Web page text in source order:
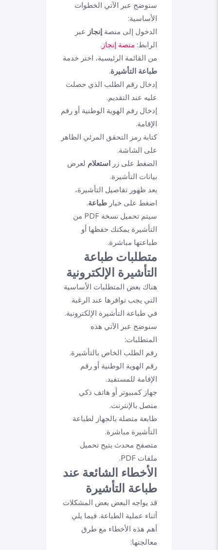
سنوضح عبر الآتي الخطوات
الأساسية:
الدخول إلى منصة إنجاز عبر
الرابط: منصة إنجاز .
من القائمة الرئيسية، اختر خدمة
طباعة التأشيرة.
إدخال رقم الطلب الذي حصلت
عليه عند التقديم.
إدخال رقم الهوية الوطنية أو رقم
الإقامة.
كتابة رمز التحقق المرئي الظاهر
على الشاشة.
الضغط على زر استعلام لعرض
بيانات التأشيرة.
بعد ظهور تفاصيل التأشيرة،
اضغط على خيار طباعة.
سيتم تحميل نسخة PDF من
التأشيرة يمكنك حفظها أو
طباعتها مباشرة.
متطلبات طباعة
التأشيرة الإلكترونية
هناك بعض المتطلبات الأساسية
التي يجب توافرها عند الرغبة
في طباعة التأشيرة الإلكترونية.
سنوضح عبر الآتي هذه
المتطلبات:
رقم الطلب الخاص بالتأشيرة.
رقم الهوية الوطنية أو رقم
الإقامة للمستفيد.
جهاز كمبيوتر أو هاتف ذكي
متصل بالإنترنت.
طابعة متصلة بالجهاز لطباعة
التأشيرة مباشرة.
متصفح محدث يتيح تحميل
ملفات PDF.
الأخطاء الشائعة عند
طباعة التأشيرة
قد يواجه البعض بعض المشكلات
أثناء عملية الطباعة. فيما يلي
أهم هذه الأخطاء مع طرق
معالجتها: